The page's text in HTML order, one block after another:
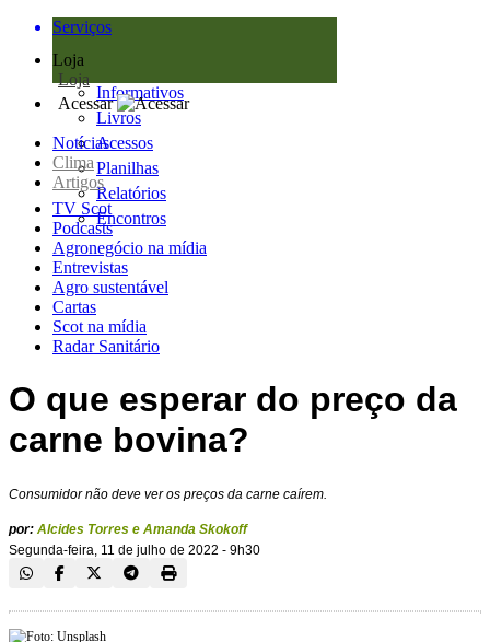
Serviços
Loja
Loja
Informativos
Livros
Acessos
Planilhas
Relatórios
Encontros
Acessar
Notícias
Clima
Artigos
TV Scot
Podcasts
Agronegócio na mídia
Entrevistas
Agro sustentável
Cartas
Scot na mídia
Radar Sanitário
O que esperar do preço da
carne bovina?
Consumidor não deve ver os preços da carne caírem.
por: Alcides Torres e Amanda Skokoff
Segunda-feira, 11 de julho de 2022 - 9h30